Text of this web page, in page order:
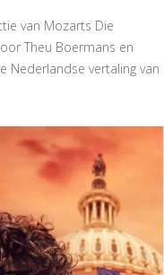
van Mozarts Die
Theu Boermans en
Nederlandse vertaling van